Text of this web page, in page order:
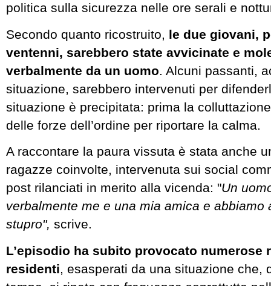
politica sulla sicurezza nelle ore serali e
Secondo quanto ricostruito,
le due giovani,
ventenni, sarebbero state avvicinate e
verbalmente da un uomo . Alcuni passanti,
situazione, sarebbero intervenuti per
situazione è precipitata: prima la
delle forze dell’ordine per riportare la calma.
A raccontare la paura vissuta è stata anche
ragazze coinvolte, intervenuta sui social
post rilanciati in merito alla vicenda: "Un
verbalmente me e una mia amica e abbiamo
stupro", scrive.
L’episodio ha subito provocato numerose
residenti, esasperati da una situazione che,